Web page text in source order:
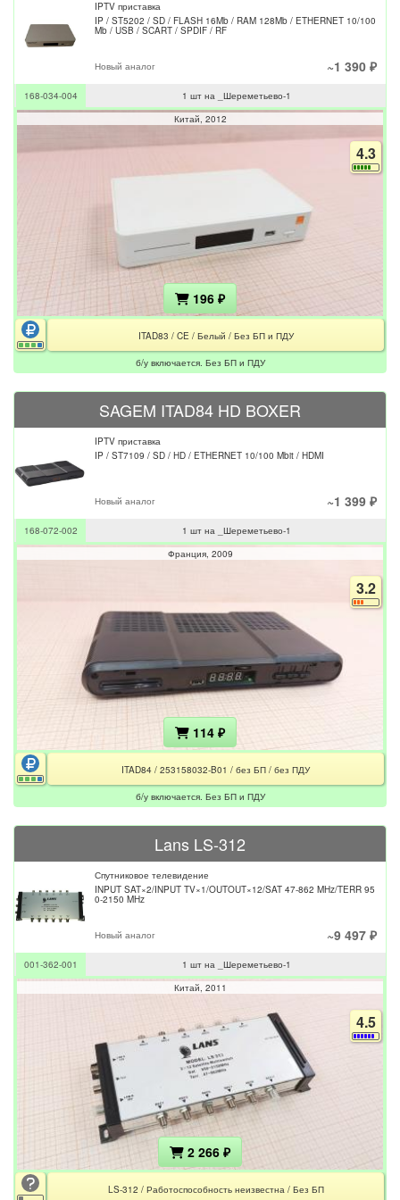
IPTV приставка
IP / ST5202 / SD / FLASH 16Mb / RAM 128Mb / ETHERNET 10/100
Mb / USB / SCART / SPDIF / RF
Новый аналог ~1 390 ₽
168-034-004
1 шт на _Шереметьево-1
Китай 2012
4.3
196 ₽
ITAD83 / CE / Белый / Без БП и ПДУ
б/у включается. Без БП и ПДУ
SAGEM ITAD84 HD BOXER
IPTV приставка
IP / ST7109 / SD / HD / ETHERNET 10/100 Mbit / HDMI
Новый аналог ~1 399 ₽
168-072-002
1 шт на _Шереметьево-1
Франция 2009
3.2
114 ₽
ITAD84 / 253158032-B01 / без БП / без ПДУ
б/у включается. Без БП и ПДУ
Lans LS-312
Спутниковое телевидение
INPUT SAT×2/INPUT TV×1/OUTOUT×12/SAT 47-862 MHz/TERR 95
0-2150 MHz
Новый аналог ~9 497 ₽
001-362-001
1 шт на _Шереметьево-1
Китай 2011
4.5
2 266 ₽
LS-312 / Работоспособность неизвестна / Без БП